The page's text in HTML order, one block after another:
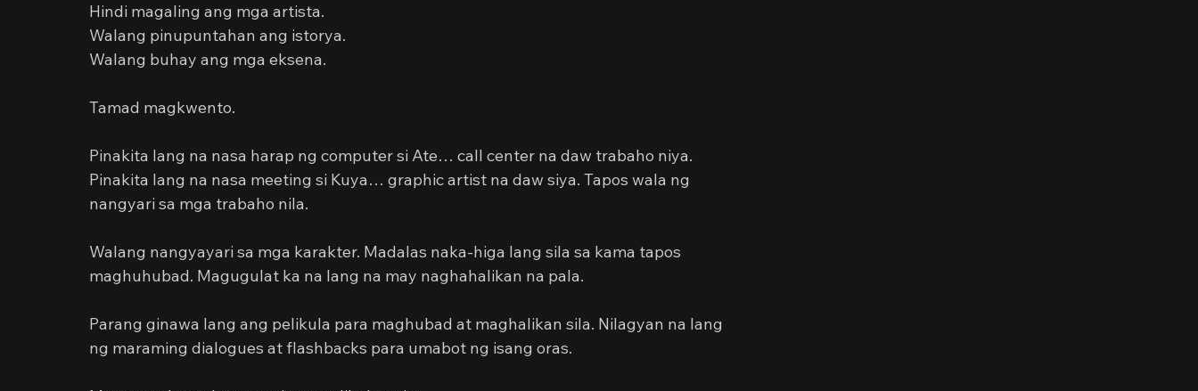
Hindi magaling ang mga artista.
Walang pinupuntahan ang istorya.
Walang buhay ang mga eksena.
Tamad magkwento.
Pinakita lang na nasa harap ng computer si Ate… call center na daw trabaho niya.
Pinakita lang na nasa meeting si Kuya… graphic artist na daw siya. Tapos wala ng
nangyari sa mga trabaho nila.
Walang nangyayari sa mga karakter. Madalas naka-higa lang sila sa kama tapos
maghuhubad. Magugulat ka na lang na may naghahalikan na pala.
Parang ginawa lang ang pelikula para maghubad at maghalikan sila. Nilagyan na lang
ng maraming dialogues at flashbacks para umabot ng isang oras.